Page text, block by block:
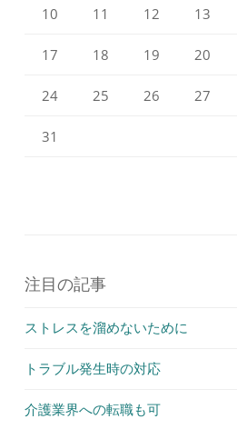
10 11 12 13
17 18 19 20
24 25 26 27
31
注目の記事
ストレスを溜めないために
トラブル発生時の対応
介護業界への転職も可